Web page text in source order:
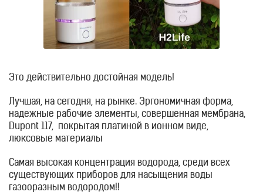
Это действительно достойная модель!
Лучшая, на сегодня, на рынке. Эргономичная форма,
надежные рабочие элементы, совершенная мембрана,
Dupont 117, покрытая платиной в ионном виде,
люксовые материалы
Самая высокая концентрация водорода, среди всех
существующих приборов для насыщения воды
газооразным водородом!!